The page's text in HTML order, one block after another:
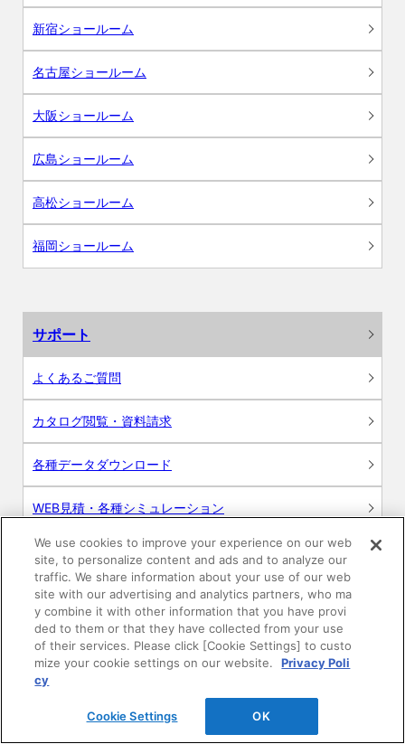
新宿ショールーム
名古屋ショールーム
大阪ショールーム
広島ショールーム
高松ショールーム
福岡ショールーム
サポート
よくあるご質問
カタログ閲覧・資料請求
各種データダウンロード
WEB見積・各種シミュレーション
交換用部品の購入
修理・点検
お問い合わせ
ログイン
建築・設計関係者様向けサイト
We use cookies to improve your experience on our web
site, to personalize content and ads and to analyze our
traffic. We share information about your use of our web
site with our advertising and analytics partners, who ma
y combine it with other information that you have provi
ded to them or that they have collected from your use
of their services. Please click [Cookie Settings] to custo
mize your cookie settings on our website.
Privacy Poli
cy
Cookie Settings OK